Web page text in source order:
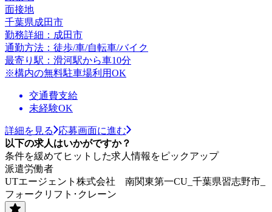
面接地
千葉県成田市
勤務詳細：成田市
通勤方法：徒歩/車/自転車/バイク
最寄り駅：滑河駅から車10分
※構内の無料駐車場利用OK
交通費支給
未経験OK
詳細を見る
応募画面に進む
以下の求人はいかがですか？
条件を緩めてヒットした求人情報をピックアップ
派遣労働者
UTエージェント株式会社 南関東第一CU_千葉県習志野市_
フォークリフト･クレーン